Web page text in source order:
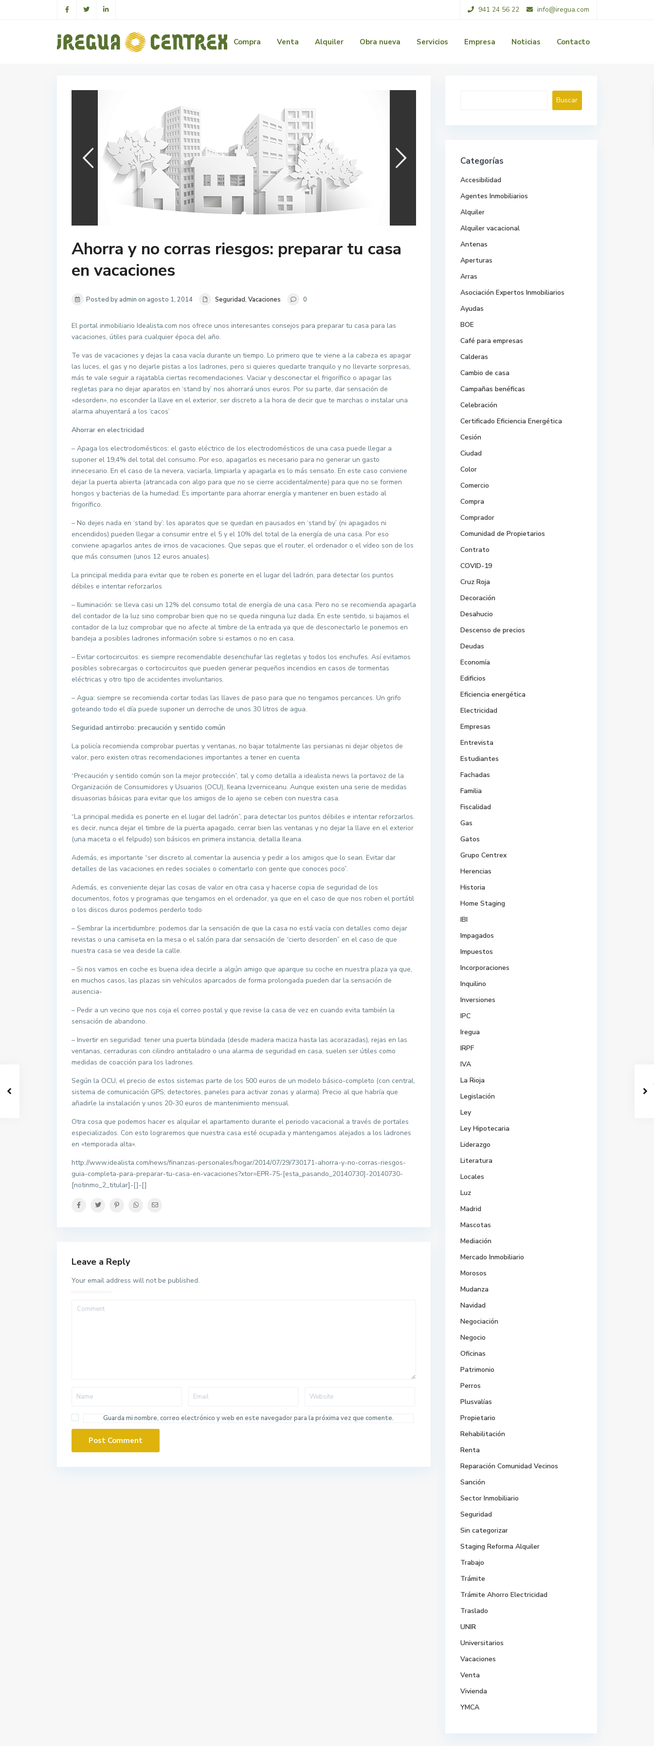
941 24 56 22 info@iregua.com
Compra Venta Alquiler Obra nueva Servicios Empresa Noticias Contacto
Ahorra y no corras riesgos: preparar tu casa
en vacaciones
Posted by admin on agosto 1, 2014 Seguridad, Vacaciones 0
El portal inmobiliario Idealista.com nos ofrece unos interesantes consejos para preparar tu casa para las
vacaciones, útiles para cualquier época del año.
Te vas de vacaciones y dejas la casa vacía durante un tiempo. Lo primero que te viene a la cabeza es apagar
las luces, el gas y no dejarle pistas a los ladrones, pero si quieres quedarte tranquilo y no llevarte sorpresas,
más te vale seguir a rajatabla ciertas recomendaciones. Vaciar y desconectar el frigorífico o apagar las
regletas para no dejar aparatos en ‘stand by’ nos ahorrará unos euros. Por su parte, dar sensación de
»desorden», no esconder la llave en el exterior, ser discreto a la hora de decir que te marchas o instalar una
alarma ahuyentará a los ‘cacos’
Ahorrar en electricidad
– Apaga los electrodomésticos: el gasto eléctrico de los electrodomésticos de una casa puede llegar a
suponer el 19,4% del total del consumo. Por eso, apagarlos es necesario para no generar un gasto
innecesario. En el caso de la nevera, vaciarla, limpiarla y apagarla es lo más sensato. En este caso conviene
dejar la puerta abierta (atrancada con algo para que no se cierre accidentalmente) para que no se formen
hongos y bacterias de la humedad. Es importante para ahorrar energía y mantener en buen estado al
frigorífico.
– No dejes nada en ‘stand by’: los aparatos que se quedan en pausados en ‘stand by’ (ni apagados ni
encendidos) pueden llegar a consumir entre el 5 y el 10% del total de la energía de una casa. Por eso
conviene apagarlos antes de irnos de vacaciones. Que sepas que el router, el ordenador o el vídeo son de los
que más consumen (unos 12 euros anuales).
La principal medida para evitar que te roben es ponerte en el lugar del ladrón, para detectar los puntos
débiles e intentar reforzarlos
– Iluminación: se lleva casi un 12% del consumo total de energía de una casa. Pero no se recomienda apagarla
del contador de la luz sino comprobar bien que no se queda ninguna luz dada. En este sentido, si bajamos el
contador de la luz comprobar que no afecte al timbre de la entrada ya que de desconectarlo le ponemos en
bandeja a posibles ladrones información sobre si estamos o no en casa.
– Evitar cortocircuitos: es siempre recomendable desenchufar las regletas y todos los enchufes. Así evitamos
posibles sobrecargas o cortocircuitos que pueden generar pequeños incendios en casos de tormentas
eléctricas y otro tipo de accidentes involuntarios.
– Agua: siempre se recomienda cortar todas las llaves de paso para que no tengamos percances. Un grifo
goteando todo el día puede suponer un derroche de unos 30 litros de agua.
Seguridad antirrobo: precaución y sentido común
La policía recomienda comprobar puertas y ventanas, no bajar totalmente las persianas ni dejar objetos de
valor, pero existen otras recomendaciones importantes a tener en cuenta
“Precaución y sentido común son la mejor protección”, tal y como detalla a idealista news la portavoz de la
Organización de Consumidores y Usuarios (OCU), Ileana Izverniceanu. Aunque existen una serie de medidas
disuasorias básicas para evitar que los amigos de lo ajeno se ceben con nuestra casa.
“La principal medida es ponerte en el lugar del ladrón”, para detectar los puntos débiles e intentar reforzarlos.
es decir, nunca dejar el timbre de la puerta apagado, cerrar bien las ventanas y no dejar la llave en el exterior
(una maceta o el felpudo) son básicos en primera instancia, detalla Ileana.
Además, es importante “ser discreto al comentar la ausencia y pedir a los amigos que lo sean. Evitar dar
detalles de las vacaciones en redes sociales o comentarlo con gente que conoces poco”.
Además, es conveniente dejar las cosas de valor en otra casa y hacerse copia de seguridad de los
documentos, fotos y programas que tengamos en el ordenador, ya que en el caso de que nos roben el portátil
o los discos duros podemos perderlo todo
– Sembrar la incertidumbre: podemos dar la sensación de que la casa no está vacía con detalles como dejar
revistas o una camiseta en la mesa o el salón para dar sensación de “cierto desorden” en el caso de que
nuestra casa se vea desde la calle.
– Si nos vamos en coche es buena idea decirle a algún amigo que aparque su coche en nuestra plaza ya que,
en muchos casos, las plazas sin vehículos aparcados de forma prolongada pueden dar la sensación de
ausencia-
– Pedir a un vecino que nos coja el correo postal y que revise la casa de vez en cuando evita también la
sensación de abandono.
– Invertir en seguridad: tener una puerta blindada (desde madera maciza hasta las acorazadas), rejas en las
ventanas, cerraduras con cilindro antitaladro o una alarma de seguridad en casa, suelen ser útiles como
medidas de coacción para los ladrones.
Según la OCU, el precio de estos sistemas parte de los 500 euros de un modelo básico-completo (con central,
sistema de comunicación GPS; detectores, paneles para activar zonas y alarma). Precio al que habría que
añadirle la instalación y unos 20-30 euros de mantenimiento mensual.
Otra cosa que podemos hacer es alquilar el apartamento durante el periodo vacacional a través de portales
especializados. Con esto lograremos que nuestra casa esté ocupada y mantengamos alejados a los ladrones
en «temporada alta».
http://www.idealista.com/news/finanzas-personales/hogar/2014/07/29/730171-ahorra-y-no-corras-riesgos-
guia-completa-para-preparar-tu-casa-en-vacaciones?xtor=EPR-75-[esta_pasando_20140730]-20140730-
[notinmo_2_titular]-[]-[]
Leave a Reply
Your email address will not be published.
Guarda mi nombre, correo electrónico y web en este navegador para la próxima vez que comente.
Buscar
Categorías
Accesibilidad
Agentes Inmobiliarios
Alquiler
Alquiler vacacional
Antenas
Aperturas
Arras
Asociación Expertos Inmobiliarios
Ayudas
BOE
Café para empresas
Calderas
Cambio de casa
Campañas benéficas
Celebración
Certificado Eficiencia Energética
Cesión
Ciudad
Color
Comercio
Compra
Comprador
Comunidad de Propietarios
Contrato
COVID-19
Cruz Roja
Decoración
Desahucio
Descenso de precios
Deudas
Economía
Edificios
Eficiencia energética
Electricidad
Empresas
Entrevista
Estudiantes
Fachadas
Familia
Fiscalidad
Gas
Gatos
Grupo Centrex
Herencias
Historia
Home Staging
IBI
Impagados
Impuestos
Incorporaciones
Inquilino
Inversiones
IPC
Iregua
IRPF
IVA
La Rioja
Legislación
Ley
Ley Hipotecaria
Liderazgo
Literatura
Locales
Luz
Madrid
Mascotas
Mediación
Mercado Inmobiliario
Morosos
Mudanza
Navidad
Negociación
Negocio
Oficinas
Patrimonio
Perros
Plusvalías
Propietario
Rehabilitación
Renta
Reparación Comunidad Vecinos
Sanción
Sector Inmobiliario
Seguridad
Sin categorizar
Staging Reforma Alquiler
Trabajo
Trámite
Trámite Ahorro Electricidad
Traslado
UNIR
Universitarios
Vacaciones
Venta
Vivienda
YMCA